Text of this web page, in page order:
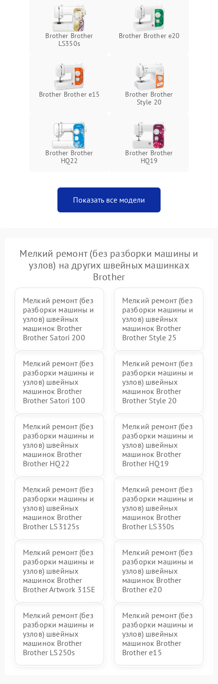
Brother Brother
LS350s
Brother Brother e20
Brother Brother e15
Brother Brother
Style 20
Brother Brother
HQ22
Brother Brother
HQ19
Показать все модели
Мелкий ремонт (без разборки машины и
узлов) на других швейных машинках
Brother
Мелкий ремонт (без
разборки машины и
узлов) швейных
машинок Brother
Brother Satori 200
Мелкий ремонт (без
разборки машины и
узлов) швейных
машинок Brother
Brother Style 25
Мелкий ремонт (без
разборки машины и
узлов) швейных
машинок Brother
Brother Satori 100
Мелкий ремонт (без
разборки машины и
узлов) швейных
машинок Brother
Brother Style 20
Мелкий ремонт (без
разборки машины и
узлов) швейных
машинок Brother
Brother HQ22
Мелкий ремонт (без
разборки машины и
узлов) швейных
машинок Brother
Brother HQ19
Мелкий ремонт (без
разборки машины и
узлов) швейных
машинок Brother
Brother LS3125s
Мелкий ремонт (без
разборки машины и
узлов) швейных
машинок Brother
Brother LS350s
Мелкий ремонт (без
разборки машины и
узлов) швейных
машинок Brother
Brother Artwork 31SE
Мелкий ремонт (без
разборки машины и
узлов) швейных
машинок Brother
Brother e20
Мелкий ремонт (без
разборки машины и
узлов) швейных
машинок Brother
Brother LS250s
Мелкий ремонт (без
разборки машины и
узлов) швейных
машинок Brother
Brother e15